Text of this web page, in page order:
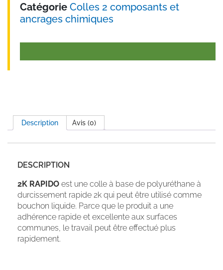
Catégorie Colles 2 composants et
ancrages chimiques
Description Avis (0)
DESCRIPTION
2K RAPIDO est une colle à base de polyuréthane à
durcissement rapide 2k qui peut être utilisé comme
bouchon liquide. Parce que le produit a une
adhérence rapide et excellente aux surfaces
communes, le travail peut être effectué plus
rapidement.